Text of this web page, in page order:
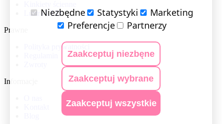
Lustra LED
Prawne
Polityka prywatności
Informacje
Niezbędne Statystyki
Marketing
Preferencje
Partnerzy
Zaakceptuj niezbęne
Zaakceptuj wybrane
Zaakceptuj wszystkie